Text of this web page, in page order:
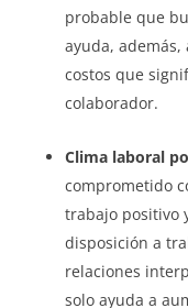
probable que
ayuda,
costos que
colaborador.
Clima laboral
comprometido
trabajo positivo
disposición a
relaciones
solo ayuda a